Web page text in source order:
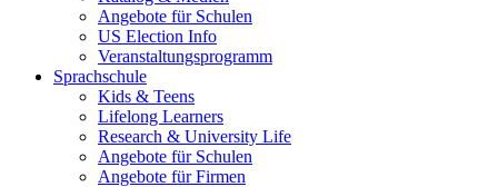
Angebote für Schulen
US Election Info
Veranstaltungsprogramm
Sprachschule
Kids & Teens
Lifelong Learners
Research & University Life
Angebote für Schulen
Angebote für Firmen